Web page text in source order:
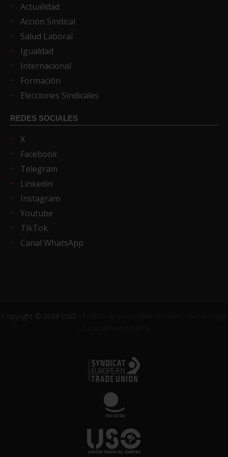
Actualidad
Acción Sindical
Salud Laboral
Igualdad
Internacional
Formación
Elecciones Sindicales
REDES SOCIALES
X
Facebook
Telegram
Linkedin
Instagram
Youtube
TikTok
Canal WhatsApp
Copyright © 2026 USO ·